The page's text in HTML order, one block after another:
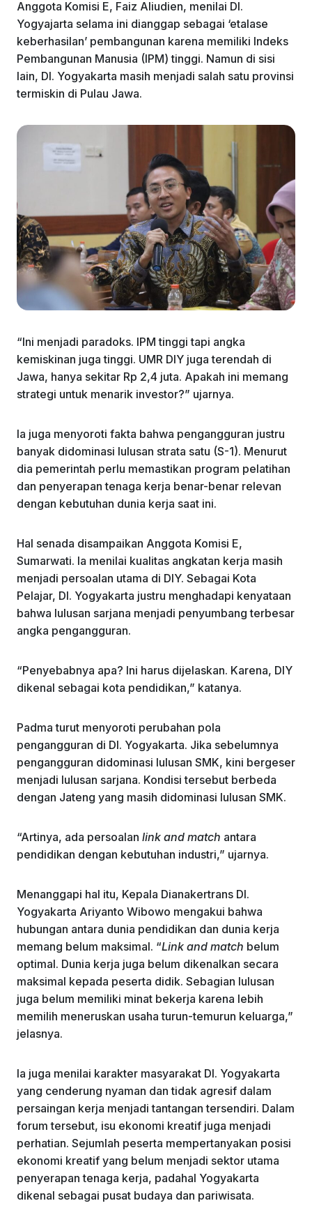
Anggota Komisi E, Faiz Aliudien, menilai DI.
Yogyajarta selama ini dianggap sebagai ‘etalase
keberhasilan’ pembangunan karena memiliki Indeks
Pembangunan Manusia (IPM) tinggi. Namun di sisi
lain, DI. Yogyakarta masih menjadi salah satu provinsi
termiskin di Pulau Jawa.
“Ini menjadi paradoks. IPM tinggi tapi angka
kemiskinan juga tinggi. UMR DIY juga terendah di
Jawa, hanya sekitar Rp 2,4 juta. Apakah ini memang
strategi untuk menarik investor?” ujarnya.
Ia juga menyoroti fakta bahwa pengangguran justru
banyak didominasi lulusan strata satu (S-1). Menurut
dia pemerintah perlu memastikan program pelatihan
dan penyerapan tenaga kerja benar-benar relevan
dengan kebutuhan dunia kerja saat ini.
Hal senada disampaikan Anggota Komisi E,
Sumarwati. Ia menilai kualitas angkatan kerja masih
menjadi persoalan utama di DIY. Sebagai Kota
Pelajar, DI. Yogyakarta justru menghadapi kenyataan
bahwa lulusan sarjana menjadi penyumbang terbesar
angka pengangguran.
“Penyebabnya apa? Ini harus dijelaskan. Karena, DIY
dikenal sebagai kota pendidikan,” katanya.
Padma turut menyoroti perubahan pola
pengangguran di DI. Yogyakarta. Jika sebelumnya
pengangguran didominasi lulusan SMK, kini bergeser
menjadi lulusan sarjana. Kondisi tersebut berbeda
dengan Jateng yang masih didominasi lulusan SMK.
“Artinya, ada persoalan link and match antara
pendidikan dengan kebutuhan industri,” ujarnya.
Menanggapi hal itu, Kepala Dianakertrans DI.
Yogyakarta Ariyanto Wibowo mengakui bahwa
hubungan antara dunia pendidikan dan dunia kerja
memang belum maksimal. “Link and match belum
optimal. Dunia kerja juga belum dikenalkan secara
maksimal kepada peserta didik. Sebagian lulusan
juga belum memiliki minat bekerja karena lebih
memilih meneruskan usaha turun-temurun keluarga,”
jelasnya.
Ia juga menilai karakter masyarakat DI. Yogyakarta
yang cenderung nyaman dan tidak agresif dalam
persaingan kerja menjadi tantangan tersendiri. Dalam
forum tersebut, isu ekonomi kreatif juga menjadi
perhatian. Sejumlah peserta mempertanyakan posisi
ekonomi kreatif yang belum menjadi sektor utama
penyerapan tenaga kerja, padahal Yogyakarta
dikenal sebagai pusat budaya dan pariwisata.